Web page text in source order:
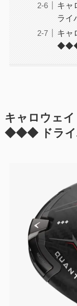
キャ
ライ
キャ
◆◆◆
キャロウェ
◆◆◆ ドライ